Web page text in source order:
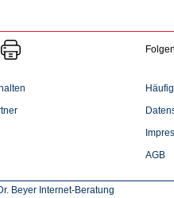
AGB
Beyer Internet-Beratung